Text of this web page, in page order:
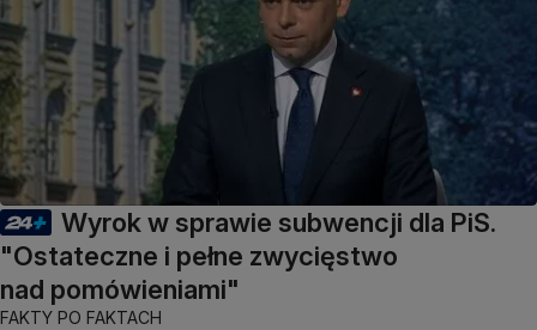
Wyrok w sprawie subwencji dla PiS.
"Ostateczne i pełne zwycięstwo
nad pomówieniami"
FAKTY PO FAKTACH